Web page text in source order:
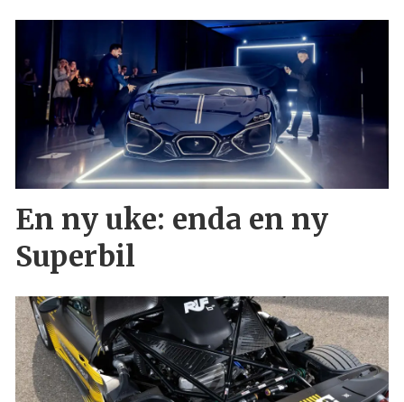
En ny uke: enda en ny
Superbil